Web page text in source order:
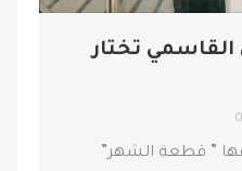
القاسمي تختار
” قطعة الشهر”